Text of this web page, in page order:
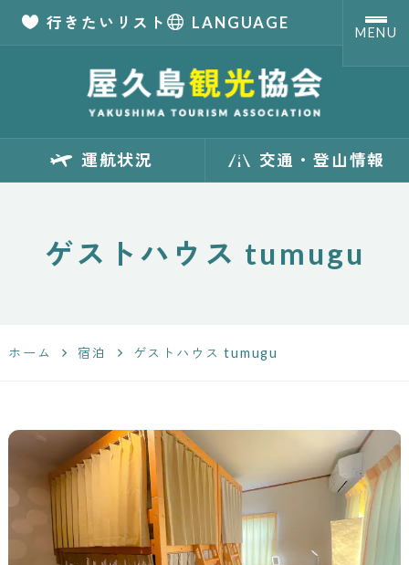
【公式】屋久島観
遺産「屋久島」の
行きたいリスト LANGUAGE
MENU
運航状況 交通・登山情報
ゲストハウス tumugu
ホーム 宿泊 ゲストハウス tumugu